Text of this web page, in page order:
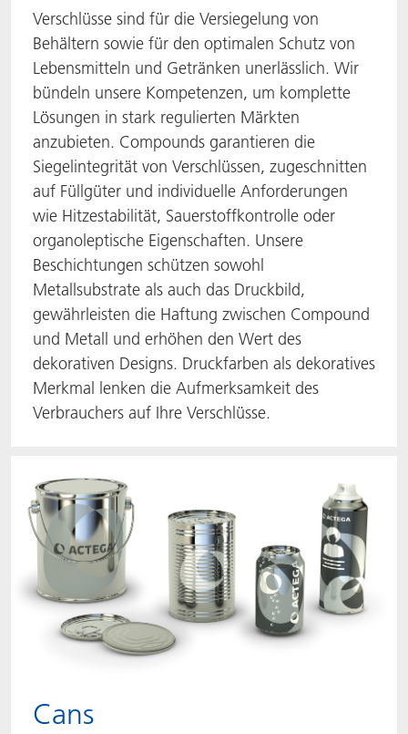
Verschlüsse sind für die Versiegelung von
Behältern sowie für den optimalen Schutz von
Lebensmitteln und Getränken unerlässlich. Wir
bündeln unsere Kompetenzen, um komplette
Lösungen in stark regulierten Märkten
anzubieten. Compounds garantieren die
Siegelintegrität von Verschlüssen, zugeschnitten
auf Füllgüter und individuelle Anforderungen
wie Hitzestabilität, Sauerstoffkontrolle oder
organoleptische Eigenschaften. Unsere
Beschichtungen schützen sowohl
Metallsubstrate als auch das Druckbild,
gewährleisten die Haftung zwischen Compound
und Metall und erhöhen den Wert des
dekorativen Designs. Druckfarben als dekoratives
Merkmal lenken die Aufmerksamkeit des
Verbrauchers auf Ihre Verschlüsse.
Cans